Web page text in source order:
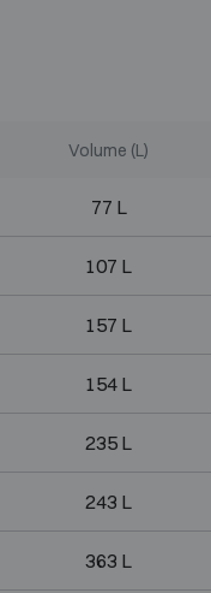
Volume (L)
77 L
107 L
157 L
154 L
235 L
243 L
363 L